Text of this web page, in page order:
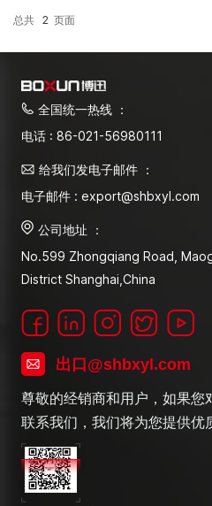
总共 2 页面
全国统一热线 ：
电话 : 86-021-56980111
给我们发电子邮件 ：
电子邮件 : export@shbxyl.com
公司地址 ：
No.599 Zhongqiang Road,
District Shanghai,China
出口@shbxyl.com
尊敬的经销商和用户，如果您
联系我们，我们将为您提供优